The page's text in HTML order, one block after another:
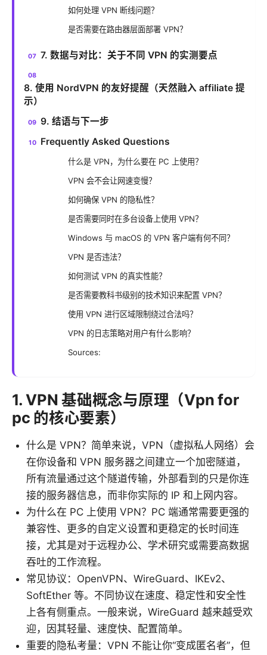
如何处理 VPN 断线问题？
是否需要在路由器层面部署 VPN？
7. 数据与对比：关于不同 VPN 的实测要点
8. 使用 NordVPN 的友好提醒（天然融入 affiliate 提
示）
9. 结语与下一步
Frequently Asked Questions
什么是 VPN，为什么要在 PC 上使用？
VPN 会不会让网速变慢？
如何确保 VPN 的隐私性？
是否需要同时在多台设备上使用 VPN？
Windows 与 macOS 的 VPN 客户端有何不同？
VPN 是否违法？
如何测试 VPN 的真实性能？
是否需要教科书级别的技术知识来配置 VPN？
使用 VPN 进行区域限制绕过合法吗？
VPN 的日志策略对用户有什么影响？
Sources:
1. VPN 基础概念与原理（Vpn for
pc 的核心要素）
什么是 VPN？简单来说，VPN（虚拟私人网络）会
在你设备和 VPN 服务器之间建立一个加密隧道，
所有流量通过这个隧道传输，外部看到的只是你连
接的服务器信息，而非你实际的 IP 和上网内容。
为什么在 PC 上使用 VPN？PC 端通常需要更强的
兼容性、更多的自定义设置和更稳定的长时间连
接，尤其是对于远程办公、学术研究或需要高数据
吞吐的工作流程。
常见协议：OpenVPN、WireGuard、IKEv2、
SoftEther 等。不同协议在速度、稳定性和安全性
上各有侧重点。一般来说，WireGuard 越来越受欢
迎，因其轻量、速度快、配置简单。
重要的隐私考量：VPN 不能让你“变成匿名者”，但